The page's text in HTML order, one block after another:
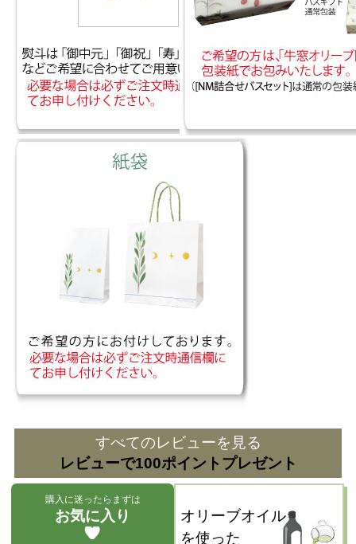
すべてのレビューを見る
レビューで100ポイントプレゼント
購入に迷ったらまずは
お気に入り
オリーブオイル
を使った